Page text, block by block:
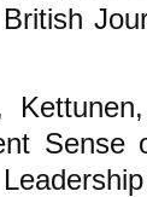
Sense